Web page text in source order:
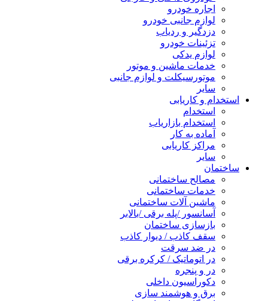
اجاره خودرو
لوازم جانبی خودرو
دزدگیر و ردیاب
تزئینات خودرو
لوازم یدکی
خدمات ماشین و موتور
موتورسیکلت و لوازم جانبی
سایر
استخدام و کاریابی
استخدام
استخدام بازاریاب
آماده به کار
مراکز کاریابی
سایر
ساختمان
مصالح ساختمانی
خدمات ساختمانی
ماشین آلات ساختمانی
آسانسور /پله برقی /بالابر
بازسازی ساختمان
سقف کاذب / دیوار کاذب
در ضد سرقت
در اتوماتیک / کرکره برقی
در و پنجره
دکوراسیون داخلی
برق و هوشمند سازی